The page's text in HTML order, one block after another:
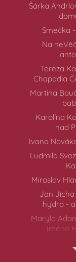
Šárka
Smečka
Na
Tereza
Chapadla
Martina
Karolína
nad
Ivana
Ludmila
Miroslav
Jan Jícha
hydra -
Maryla
jméno
tety